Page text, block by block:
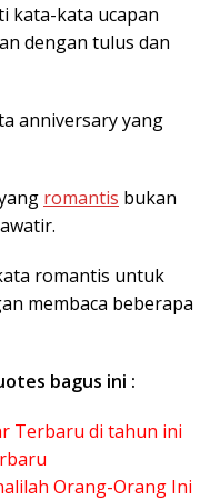
kata-kata ucapan
dengan tulus dan
anniversary yang
romantis bukan
romantis untuk
membaca beberapa
bagus ini :
Terbaru di tahun ini
Orang-Orang Ini